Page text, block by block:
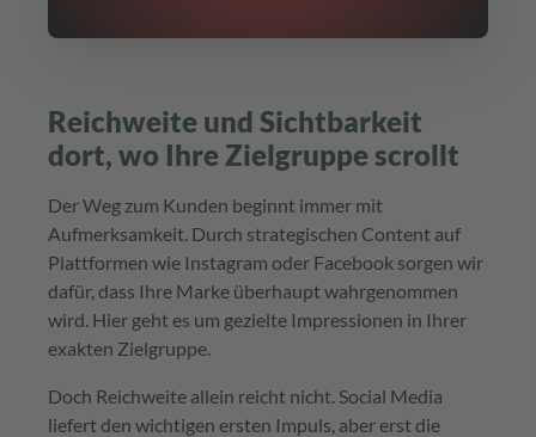
Reichweite und Sichtbarkeit
dort, wo Ihre Zielgruppe scrollt
Der Weg zum Kunden beginnt immer mit
Aufmerksamkeit. Durch strategischen Content auf
Plattformen wie Instagram oder Facebook sorgen wir
dafür, dass Ihre Marke überhaupt wahrgenommen
wird. Hier geht es um gezielte Impressionen in Ihrer
exakten Zielgruppe.
Doch Reichweite allein reicht nicht. Social Media
liefert den wichtigen ersten Impuls, aber erst die